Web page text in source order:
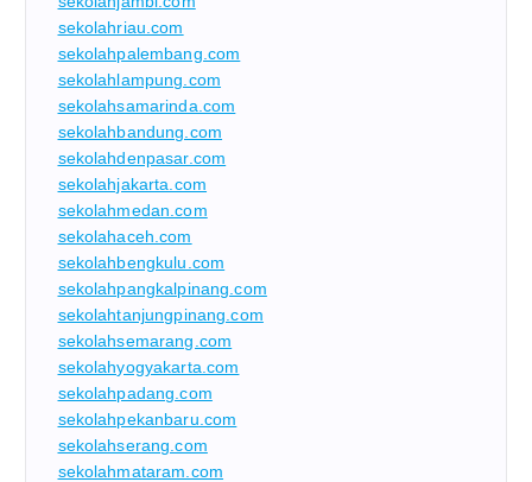
sekolahriau.com
sekolahpalembang.com
sekolahlampung.com
sekolahsamarinda.com
sekolahbandung.com
sekolahdenpasar.com
sekolahjakarta.com
sekolahmedan.com
sekolahaceh.com
sekolahbengkulu.com
sekolahpangkalpinang.com
sekolahtanjungpinang.com
sekolahsemarang.com
sekolahyogyakarta.com
sekolahpadang.com
sekolahpekanbaru.com
sekolahserang.com
sekolahmataram.com